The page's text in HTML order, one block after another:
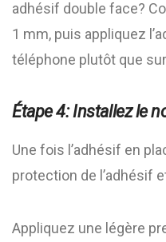
adhésif double face?
1 mm, puis appliquez
téléphone plutôt que
Étape 4: Installez le
Une fois l’adhésif en
protection de l’adhésif
Appliquez une légère